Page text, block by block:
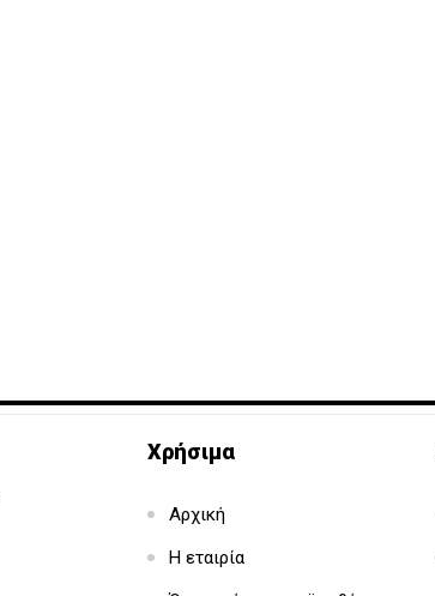
Χρήσιμα
Αρχική
Η εταιρία